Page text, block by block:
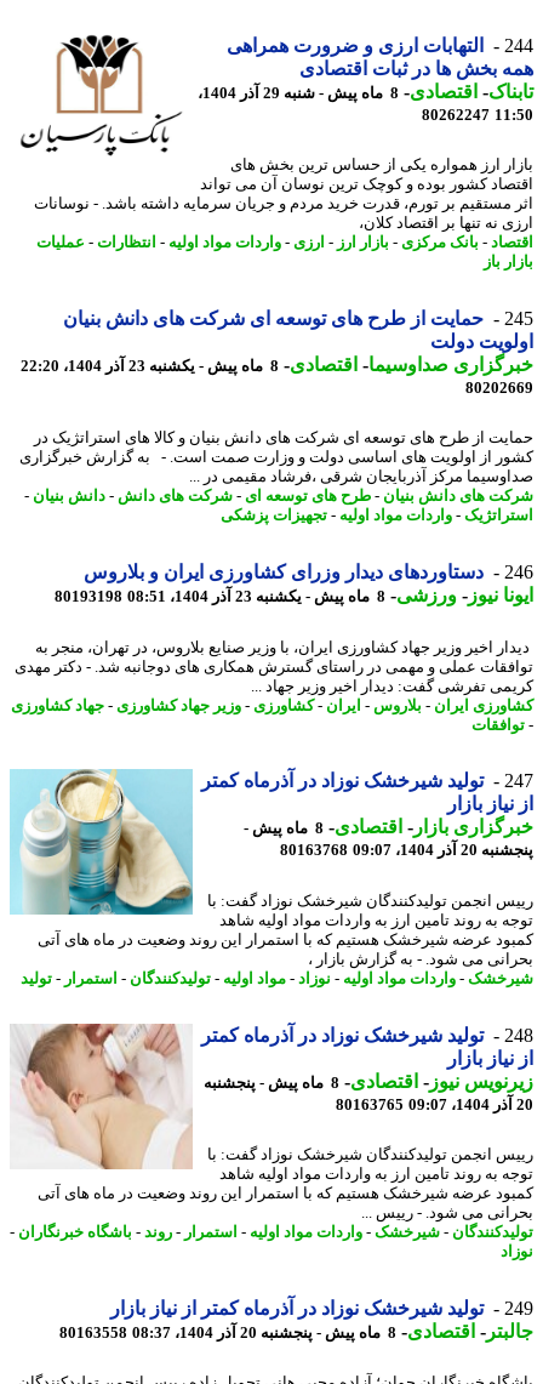
التهابات ارزی و ضرورت همراهی
بخش ها در ثبات اقتصادی
-اقتصادی-
8 ماه پیش - شنبه 29 آذر 1404،
80262247
ارز همواره یکی از حساس ترین بخش های
کشور بوده و کوچک ترین نوسان آن می تواند
مستقیم بر تورم، قدرت خرید مردم و جریان سرمایه داشته باشد. - نوسانات
نه تنها بر اقتصاد کلان،
-بانک مرکزی - بازار ارز- ارزی - واردات مواد اولیه -انتظارات- عملیات
باز
حمایت از طرح های توسعه ای شرکت های دانش بنیان
دولت
صداوسیما-اقتصادی-8 ماه پیش - یکشنبه 23 آذر 1404، 22:20
از طرح های توسعه ای شرکت های دانش بنیان و کالا های استراتژیک در
از اولویت های اساسی دولت و وزارت صمت است. - به گزارش خبرگزاری
مرکز آذربایجان شرقی ،فرشاد مقیمی در ...
های دانش بنیان-طرح های توسعه ای- شرکت های دانش -دانش بنیان-
-واردات مواد اولیه -تجهیزات پزشکی
دستاوردهای دیدار وزرای کشاورزی ایران و بلاروس
نیوز-ورزشی-8 ماه پیش - یکشنبه 23 آذر 1404، 08:51 80193198
اخیر وزیر جهاد کشاورزی ایران، با وزیر صنایع بلاروس، در تهران، منجر به
عملی و مهمی در راستای گسترش همکاری های دوجانبه شد. - دکتر مهدی
تفرشی گفت: دیدار اخیر وزیر جهاد ...
ایران - بلاروس -ایران - کشاورزی- وزیر جهاد کشاورزی- جهاد کشاورزی
تولید شیرخشک نوزاد در آذرماه کمتر
بازار
بازار- اقتصادی- 8 ماه پیش -
آذر 1404، 09:07
80163768
انجمن تولیدکنندگان شیرخشک نوزاد گفت: با
به روند تامین ارز به واردات مواد اولیه شاهد
عرضه شیرخشک هستیم که با استمرار این روند وضعیت در ماه های آتی
می شود. - به گزارش بازار ،
-واردات مواد اولیه -نوزاد- مواد اولیه -تولیدکنندگان-استمرار- تولید
تولید شیرخشک نوزاد در آذرماه کمتر
بازار
نیوز-اقتصادی- 8 ماه پیش - پنجشنبه
80163765
انجمن تولیدکنندگان شیرخشک نوزاد گفت: با
به روند تامین ارز به واردات مواد اولیه شاهد
عرضه شیرخشک هستیم که با استمرار این روند وضعیت در ماه های آتی
می شود. - رییس ...
-شیرخشک-واردات مواد اولیه -استمرار- روند -باشگاه خبرنگاران-
تولید شیرخشک نوزاد در آذرماه کمتر از نیاز بازار
-اقتصادی-8 ماه پیش - پنجشنبه 20 آذر 1404، 08:37 80163558